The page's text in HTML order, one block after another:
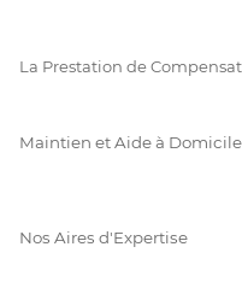
La Prestation de
Maintien et Aide à Domicile
Nos Aires d'Expertise